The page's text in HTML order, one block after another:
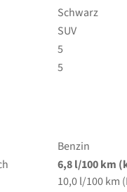
Schwarz
SUV
5
5
Benzin
6,8l/100 km
10,0l/100 km